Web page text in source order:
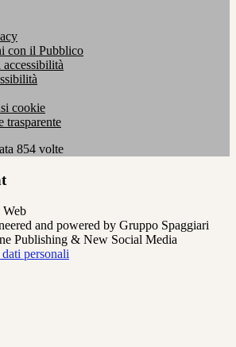
con il Pubblico
cookie
trasparente
854 volte
and powered by Gruppo Spaggiari
Publishing & New Social Media
personali